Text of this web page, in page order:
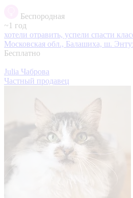
Беспородная
~1 год
хотели отравить, успели спасти
Московская обл., Балашиха, ш.
Бесплатно
Julia Чаброва
Частный продавец